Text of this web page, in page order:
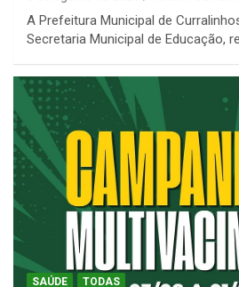
A Prefeitura Municipal de
Secretaria Municipal de Educação,
SAÚDE TODAS